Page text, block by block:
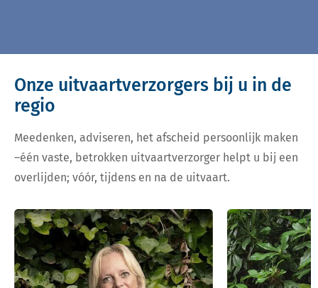
Onze uitvaartverzorgers bij u in de
regio
Meedenken, adviseren, het afscheid persoonlijk maken
–één vaste, betrokken uitvaartverzorger helpt u bij een
overlijden; vóór, tijdens en na de uitvaart.